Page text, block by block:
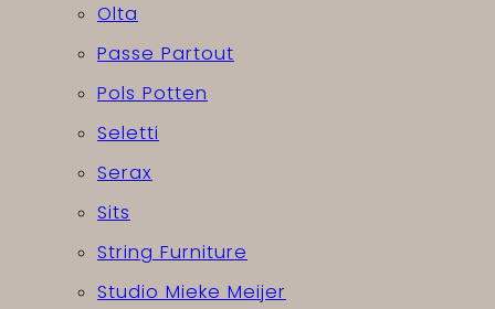
Olta
Passe Partout
Pols Potten
Seletti
Serax
Sits
String Furniture
Studio Mieke Meijer